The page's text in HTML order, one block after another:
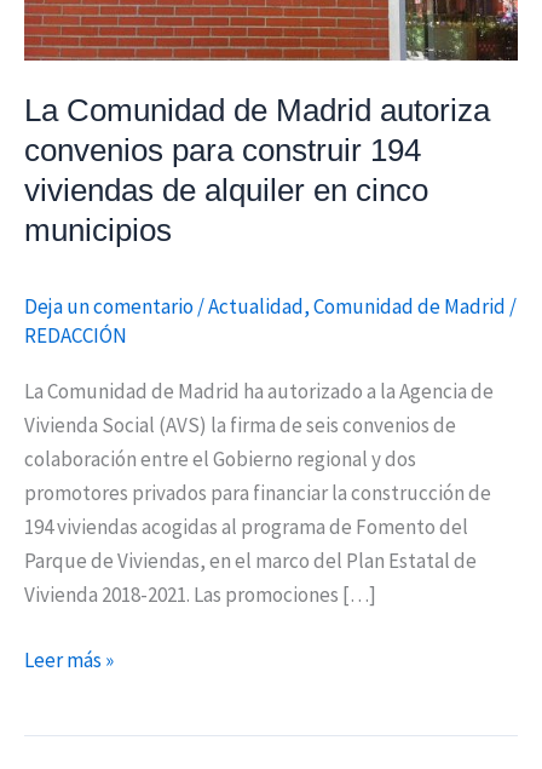
La Comunidad de Madrid autoriza
convenios para construir 194
viviendas de alquiler en cinco
municipios
Deja un comentario/Actualidad,Comunidad de Madrid /
REDACCIÓN
La Comunidad de Madrid ha autorizado a la Agencia de
Vivienda Social (AVS) la firma de seis convenios de
colaboración entre el Gobierno regional y dos
promotores privados para financiar la construcción de
194 viviendas acogidas al programa de Fomento del
Parque de Viviendas, en el marco del Plan Estatal de
Vivienda 2018-2021. Las promociones […]
194
viviendas
de
alquiler
en
cinco
municipios
Leer más »